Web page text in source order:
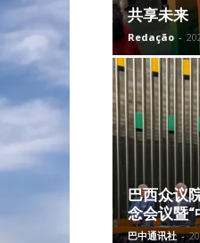
共享未来
Redação -
巴西众议
念会议暨“
巴中通讯社 -